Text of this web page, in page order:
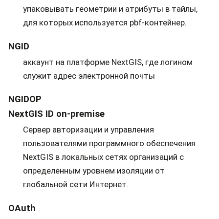
упаковывать геометрии и атрибуты в тайлы,
для которых используется pbf-контейнер.
NGID
аккаунт на платформе NextGIS, где логином
служит адрес электронной почты
NGIDOP
NextGIS ID on-premise
Сервер авторизации и управления
пользователями программного обеспечения
NextGIS в локальных сетях организаций с
определенным уровнем изоляции от
глобальной сети Интернет.
OAuth